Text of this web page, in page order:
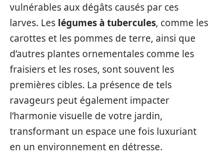
vulnérables aux dégâts causés par ces
larves. Les légumes à tubercules, comme les
carottes et les pommes de terre, ainsi que
d’autres plantes ornementales comme les
fraisiers et les roses, sont souvent les
premières cibles. La présence de tels
ravageurs peut également impacter
l’harmonie visuelle de votre jardin,
transformant un espace une fois luxuriant
en un environnement en détresse.